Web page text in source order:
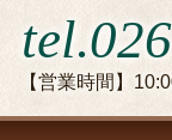
【営業時間】